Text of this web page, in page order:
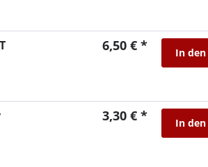
6,50 € * In den
3,30 € * In den